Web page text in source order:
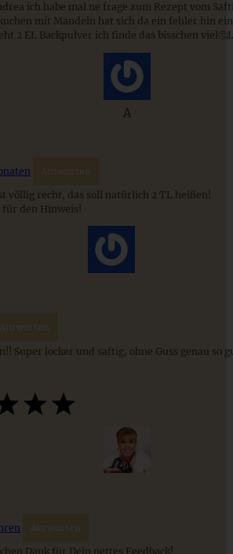
gebrannten Pekannüssen
/ Kastenkuchen mit Streuseln
im August – die besten Ideen mit Obst
ich habe mal ne frage zum Rezept vom
mit Mandeln hat sich da ein fehler hin
2 EL Backpulver ich finde das bisschen
A
Antworten
völlig recht, das soll natürlich 2 TL heißen!
für den Hinweis!
Antworten
Super locker und saftig, ohne Guss genau so
Antworten
Dank für Dein nettes Feedback!